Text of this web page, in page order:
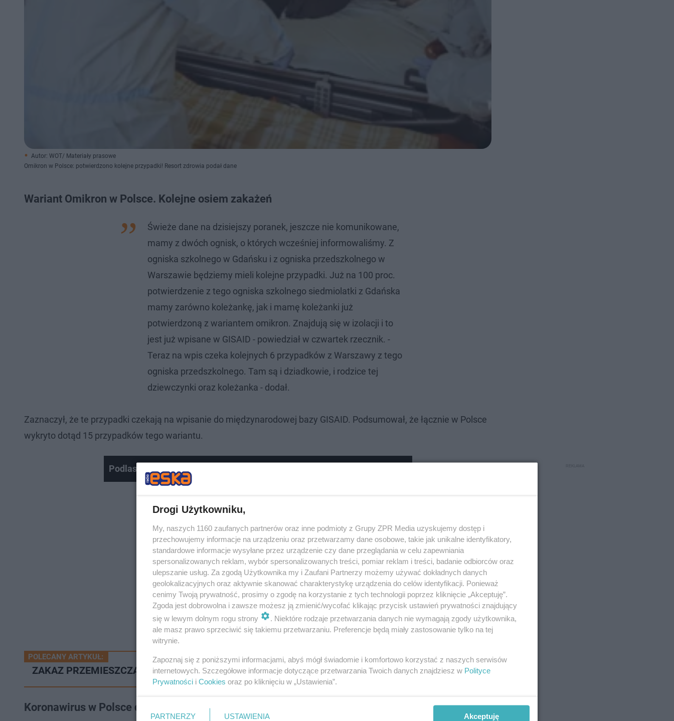
Autor: WOT/ Materiały prasowe
Omikron w Polsce: potwierdzono kolejne przypadki! Resort zdrowia podał dane
Wariant Omikron w Polsce. Kolejne osiem zakażeń
Świeże dane na dzisiejszy poranek, jeszcze nie komunikowane,
mamy z dwóch ognisk, o których wcześniej informowaliśmy. Z
ogniska szkolnego w Gdańsku i z ogniska przedszkolnego w
Warszawie będziemy mieli kolejne przypadki. Już na 100 proc.
potwierdzenie z tego ogniska szkolnego siedmiolatki z Gdańska
mamy zarówno koleżankę, jak i mamę koleżanki już
potwierdzoną z wariantem omikron. Znajdują się w izolacji i to
jest już wpisane w GISAID - powiedział w czwartek rzecznik. -
Teraz na wpis czeka kolejnych 6 przypadków z Warszawy z tego
ogniska przedszkolnego. Tam są i dziadkowie, i rodzice tej
dziewczynki oraz koleżanka - dodał.
Zaznaczył, że te przypadki czekają na wpisanie do międzynarodowej bazy GISAID. Podsumował, że łącznie w Polsce
wykryto dotąd 15 przypadków tego wariantu.
Podlaskie. Napad na TIR-a. Chodzi o grube miliony złotych.
POLECANY ARTYKUŁ:
ZAKAZ PRZEMIESZCZANIA SIĘ W SYLWESTRA?! Po świętach możliwe NOWE OBOSTRZENIA
Koronawirus w Polsce dzisiejsze dane: 23.12.2021. Znów bardzo dużo zgonów.
Drogi Użytkowniku,
My, naszych 1160 zaufanych partnerów oraz inne podmioty z Grupy ZPR Media uzyskujemy dostęp i
przechowujemy informacje na urządzeniu oraz przetwarzamy dane osobowe, takie jak unikalne identyfikatory,
standardowe informacje wysyłane przez urządzenie czy dane przeglądania w celu zapewniania
spersonalizowanych reklam, wybór spersonalizowanych treści, pomiar reklam i treści, badanie odbiorców oraz
ulepszanie usług. Za zgodą Użytkownika my i Zaufani Partnerzy możemy używać dokładnych danych
geolokalizacyjnych oraz aktywnie skanować charakterystykę urządzenia do celów identyfikacji. Ponieważ
cenimy Twoją prywatność, prosimy o zgodę na korzystanie z tych technologii poprzez kliknięcie „Akceptuję”.
Zgoda jest dobrowolna i zawsze możesz ją zmienić/wycofać klikając przycisk ustawień prywatności znajdujący
się w lewym dolnym rogu strony
. Niektóre rodzaje przetwarzania danych nie wymagają zgody użytkownika,
ale masz prawo sprzeciwić się takiemu przetwarzaniu. Preferencje będą miały zastosowanie tylko na tej
witrynie.
Zapoznaj się z poniższymi informacjami, abyś mógł świadomie i komfortowo korzystać z naszych serwisów
internetowych. Szczegółowe informacje dotyczące przetwarzania Twoich danych znajdziesz w Polityce
Prywatności i Cookies oraz po kliknięciu w „Ustawienia”.
PARTNERZY USTAWIENIA Akceptuję